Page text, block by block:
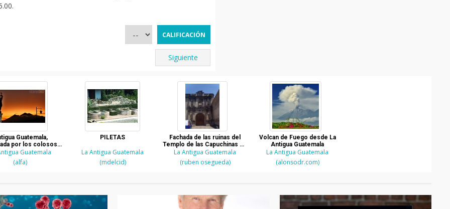
Siguiente
Guatemala,
por los colosos y
Hermano Pedro
Guatemala
(alfa)
PILETAS
La Antigua Guatemala
(mdelcid)
Fachada de las ruinas del
Templo de las Capuchinas en
La Antigua Guatemala
La Antigua Guatemala
(ruben osegueda)
Volcan de Fuego desde La
Antigua Guatemala
La Antigua Guatemala
(alonsodr.com)